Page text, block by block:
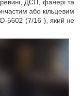
ДСП, фанері та
або кільцевим
5602 (7/16”), який не